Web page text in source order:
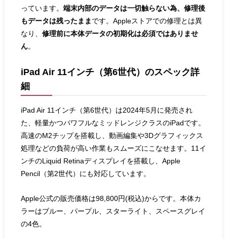
っています。 端末内部のデータは一切触らない為、修理後
もデータは残ったまま です。Appleストアでの修理とは異
なり、 修理前に本体データの初期化は必須ではありませ
ん。
iPad Air 11インチ（第6世代）のスペック詳
細
iPad Air 11インチ（第6世代）は2024年5月に発売され
た、軽量かつパワフルなミッドレンジクラスのiPadです。
高速のM2チップを搭載し、動画編集や3Dグラフィックス
処理などの負荷が高い作業もスムーズにこなせます。11イ
ンチのLiquid Retinaディスプレイを搭載し、Apple
Pencil（第2世代）にも対応しています。
Apple公式の販売価格は98,800円(税込)からです。本体カ
ラーはブルー、パープル、スターライト、スペースグレイ
の4色。